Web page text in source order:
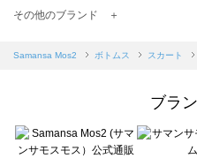
TSUHARU by Samansa Mos2（ツハルバ
Samansa Mos2 blue（サマンサモスモス
sō4ū（ソウフォーユー）のスカート一覧
Te chichi（テチチ）のスカート一覧
Te chichi CLASSIC（テチチ クラシック）
その他のブランド ＋
Samansa Mos2 ボトムス スカート
ブラ